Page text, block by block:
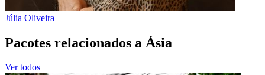
Júlia Oliveira
Pacotes relacionados a Ásia
Ver todos